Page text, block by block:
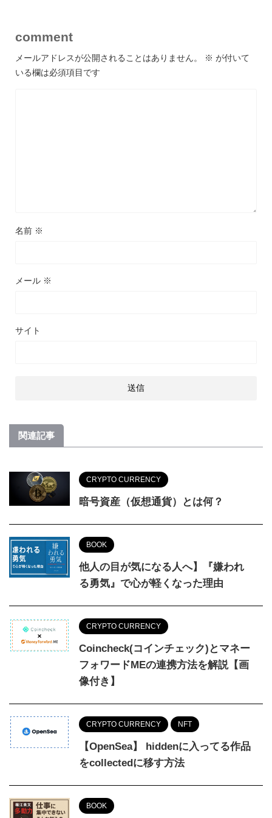
comment
メールアドレスが公開されることはありません。 ※ が付いて
いる欄は必須項目です
名前 ※
メール ※
サイト
関連記事
CRYPTO CURRENCY
暗号資産（仮想通貨）とは何？
BOOK
他人の目が気になる人へ】『嫌われ
る勇気』で心が軽くなった理由
CRYPTO CURRENCY
Coincheck(コインチェック)とマネー
フォワードMEの連携方法を解説【画
像付き】
CRYPTO CURRENCY NFT
【OpenSea】 hiddenに入ってる作品
をcollectedに移す方法
BOOK